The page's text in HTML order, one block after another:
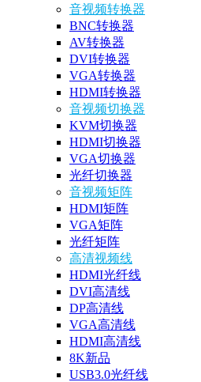
音视频转换器
BNC转换器
AV转换器
DVI转换器
VGA转换器
HDMI转换器
音视频切换器
KVM切换器
HDMI切换器
VGA切换器
光纤切换器
音视频矩阵
HDMI矩阵
VGA矩阵
光纤矩阵
高清视频线
HDMI光纤线
DVI高清线
DP高清线
VGA高清线
HDMI高清线
8K新品
USB3.0光纤线